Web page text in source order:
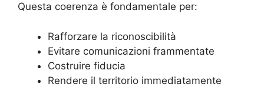
Questa coerenza è fondamentale per:
Rafforzare la riconoscibilità
Evitare comunicazioni frammentate
Costruire fiducia
Rendere il territorio immediatamente